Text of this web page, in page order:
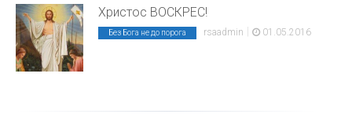
Христос ВОСКРЕС!
Без Бога не до порога rsaadmin | 01.05.2016